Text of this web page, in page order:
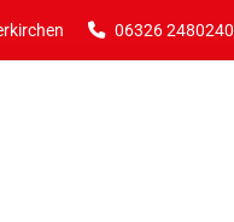
06326 2480240